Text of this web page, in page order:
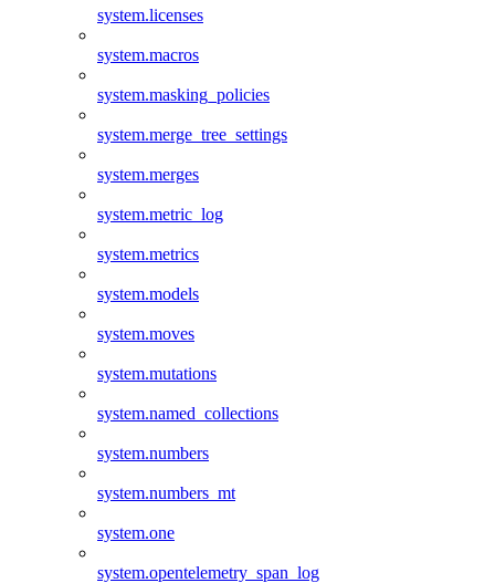
system.licenses
system.macros
system.masking_policies
system.merge_tree_settings
system.merges
system.metric_log
system.metrics
system.models
system.moves
system.mutations
system.named_collections
system.numbers
system.numbers_mt
system.one
system.opentelemetry_span_log